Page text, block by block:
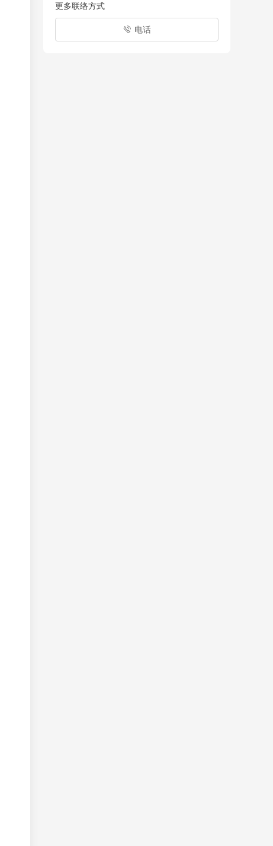
更多联络方式
电话